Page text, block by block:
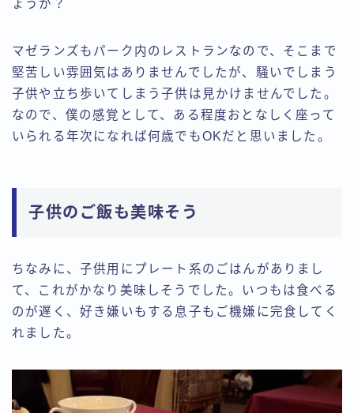
ょうか？
マゼランズもパーク内のレストランなので、そこまで
堅苦しい雰囲気はありませんでしたが、騒いでしまう
子供や立ち歩いてしまう子供は見かけませんでした。
なので、僕の感覚として、ある程度おとなしく座って
いられる年次になれば何歳でもOKだと思いました。
子供のご飯も美味そう
ちなみに、子供用にプレート系のごはんがありまし
て、これがかなり美味しそうでした。いつもは食べる
のが遅く、好き嫌いもする息子もご機嫌に完食してく
れました。